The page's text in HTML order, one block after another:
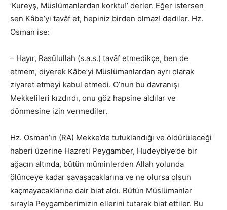
‘Kureyş, Müslümanlardan korktu!’ derler. Eğer istersen
sen Kâbe’yi tavâf et, hepiniz birden olmaz! dediler. Hz.
Osman ise:
– Hayır, Rasûlullah (s.a.s.) tavâf etmedikçe, ben de
etmem, diyerek Kâbe’yi Müslümanlardan ayrı olarak
ziyaret etmeyi kabul etmedi. O’nun bu davranışı
Mekkelileri kızdırdı, onu göz hapsine aldılar ve
dönmesine izin vermediler.
Hz. Osman’ın (RA) Mekke’de tutuklandığı ve öldürüleceği
haberi üzerine Hazreti Peygamber, Hudeybiye’de bir
ağacın altında, bütün müminlerden Allah yolunda
ölünceye kadar savaşacaklarına ve ne olursa olsun
kaçmayacaklarına dair biat aldı. Bütün Müslümanlar
sırayla Peygamberimizin ellerini tutarak biat ettiler. Bu